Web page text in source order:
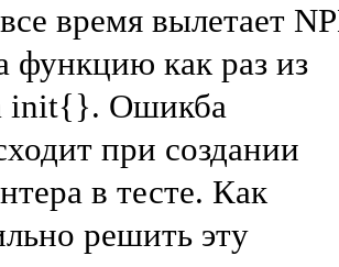
время вылетает
функцию как раз из
init{}. Ошикба
при создании
в тесте. Как
решить эту